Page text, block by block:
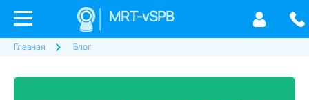
MRT-vSPB
Главная Блог